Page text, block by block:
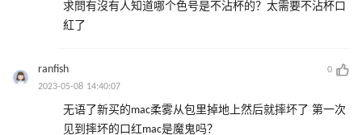
求問有沒有人知道哪个色号是不沾杯的？太需要不沾杯口
紅了
ranfish
0
2023-05-08 14:40:07
无语了新买的mac柔雾从包里掉地上然后就摔坏了 第一次
见到摔坏的口红mac是魔鬼吗？ ​